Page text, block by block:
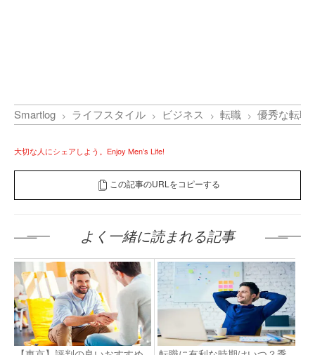
Smartlog ライフスタイル ビジネス 転職 優秀な転職
大切な人にシェアしよう。Enjoy Men’s Life!
この記事のURLをコピーする
よく一緒に読まれる記事